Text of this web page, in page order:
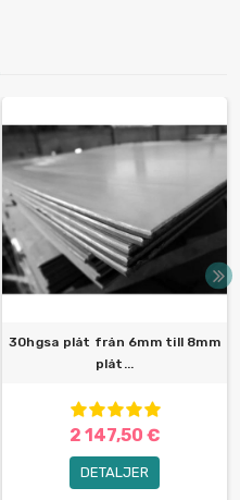
30hgsa plåt från 6mm till 8mm
plåt...
2 147,50 €
DETALJER